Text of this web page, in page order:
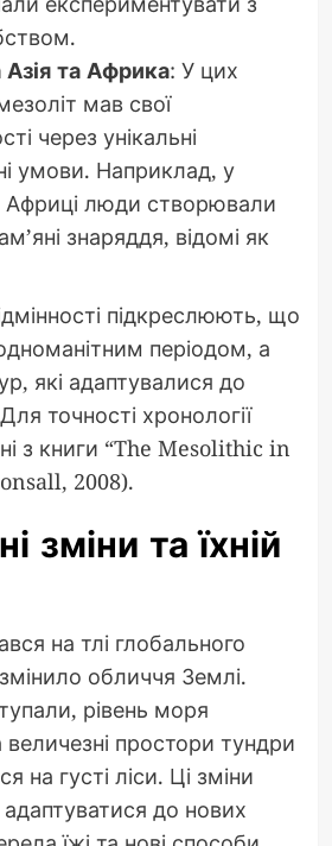
Азія та Африка: У цих
мав свої
через унікальні
умови. Наприклад, у
Африці люди створювали
знаряддя, відомі як
підкреслюють, що
періодом, а
які адаптувалися до
точності хронології
з книги “The Mesolithic in
2008).
зміни та їхній
на тлі глобального
обличчя Землі.
рівень моря
простори тундри
на густі ліси. Ці зміни
до нових